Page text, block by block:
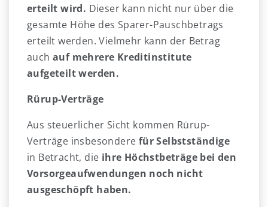
erteilt wird. Dieser kann nicht nur über die
gesamte Höhe des Sparer-Pauschbetrags
erteilt werden. Vielmehr kann der Betrag
auch auf mehrere Kreditinstitute
aufgeteilt werden.
Rürup-Verträge
Aus steuerlicher Sicht kommen Rürup-
Verträge insbesondere für Selbstständige
in Betracht, die ihre Höchstbeträge bei den
Vorsorgeaufwendungen noch nicht
ausgeschöpft haben.